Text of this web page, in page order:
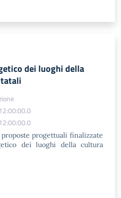
dei luoghi della
progettuali finalizzate
dei luoghi della cultura